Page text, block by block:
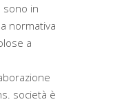
sono in
normativa
a
società è